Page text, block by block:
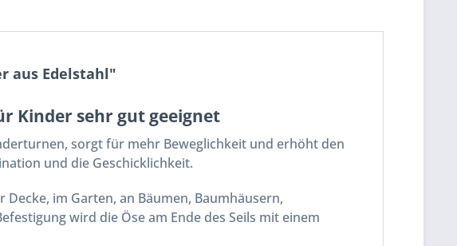
aus Edelstahl"
Kinder sehr gut geeignet
sorgt für mehr Beweglichkeit und erhöht den
und die Geschicklichkeit.
im Garten, an Bäumen, Baumhäusern,
wird die Öse am Ende des Seils mit einem